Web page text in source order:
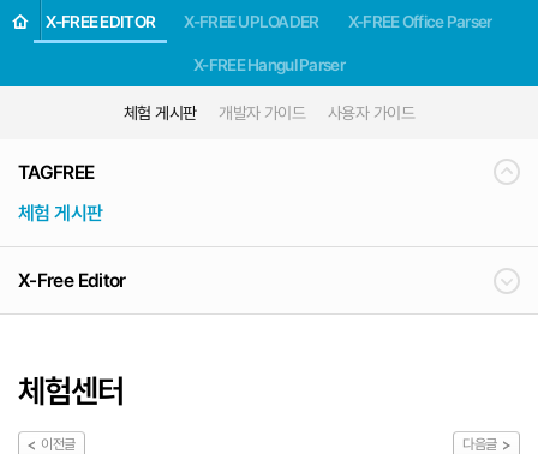
X-FREE EDITOR X-FREE UPLOADER X-FREE Office Parser
X-FREE Hangul Parser
체험 게시판 개발자 가이드 사용자 가이드
TAGFREE
체험 게시판
X-Free Editor
체험센터
이전글 다음글